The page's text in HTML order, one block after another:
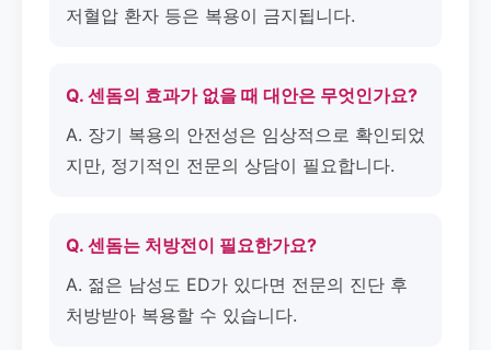
저혈압 환자 등은 복용이 금지됩니다.
Q. 센돔의 효과가 없을 때 대안은 무엇인가요?
A. 장기 복용의 안전성은 임상적으로 확인되었
지만, 정기적인 전문의 상담이 필요합니다.
Q. 센돔는 처방전이 필요한가요?
A. 젊은 남성도 ED가 있다면 전문의 진단 후
처방받아 복용할 수 있습니다.